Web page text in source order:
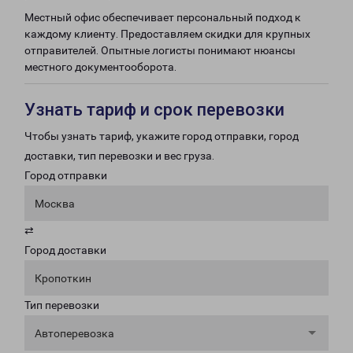
Местный офис обеспечивает персональный подход к
каждому клиенту. Предоставляем скидки для крупных
отправителей. Опытные логисты понимают нюансы
местного документооборота.
Узнать тариф и срок перевозки
Чтобы узнать тариф, укажите город отправки, город
доставки, тип перевозки и вес груза.
Город отправки
Москва
⇄
Город доставки
Кропоткин
Тип перевозки
Автоперевозка